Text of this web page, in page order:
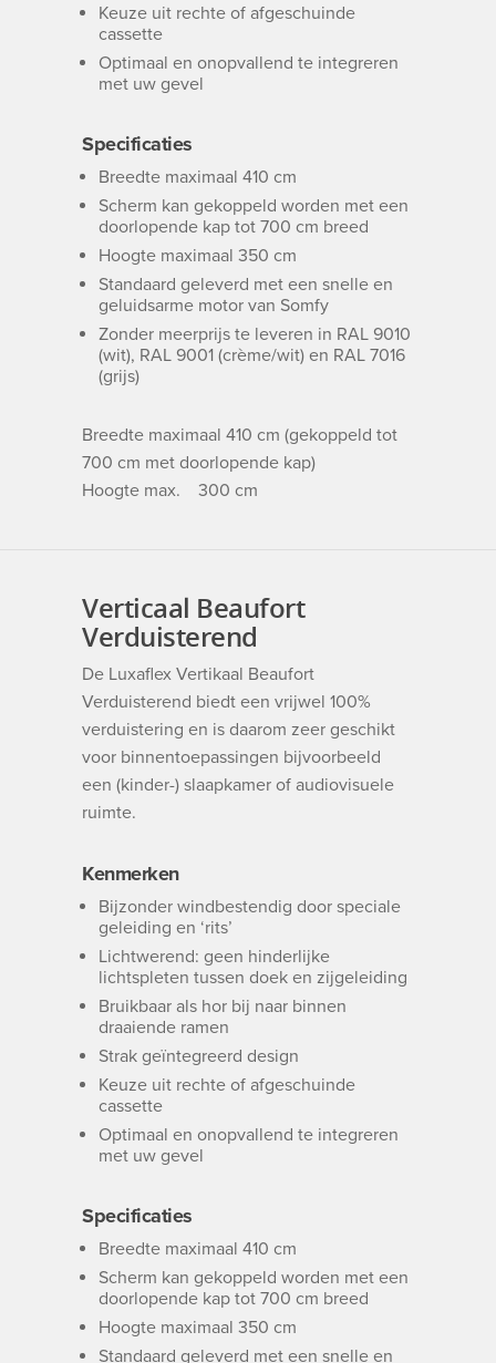
Keuze uit rechte of afgeschuinde
cassette
Optimaal en onopvallend te integreren
met uw gevel
Specificaties
Breedte maximaal 410 cm
Scherm kan gekoppeld worden met een
doorlopende kap tot 700 cm breed
Hoogte maximaal 350 cm
Standaard geleverd met een snelle en
geluidsarme motor van Somfy
Zonder meerprijs te leveren in RAL 9010
(wit), RAL 9001 (crème/wit) en RAL 7016
(grijs)
Breedte maximaal 410 cm (gekoppeld tot
700 cm met doorlopende kap)
Hoogte max. 300 cm
Verticaal Beaufort
Verduisterend
De Luxaflex Vertikaal Beaufort
Verduisterend biedt een vrijwel 100%
verduistering en is daarom zeer geschikt
voor binnentoepassingen bijvoorbeeld
een (kinder-) slaapkamer of audiovisuele
ruimte.
Kenmerken
Bijzonder windbestendig door speciale
geleiding en ‘rits’
Lichtwerend: geen hinderlijke
lichtspleten tussen doek en zijgeleiding
Bruikbaar als hor bij naar binnen
draaiende ramen
Strak geïntegreerd design
Keuze uit rechte of afgeschuinde
cassette
Optimaal en onopvallend te integreren
met uw gevel
Specificaties
Breedte maximaal 410 cm
Scherm kan gekoppeld worden met een
doorlopende kap tot 700 cm breed
Hoogte maximaal 350 cm
Standaard geleverd met een snelle en